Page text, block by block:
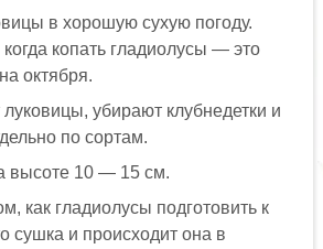
в хорошую сухую погоду.
копать гладиолусы — это
октября.
убирают клубнедетки и
по сортам.
высоте 10 — 15 см.
как гладиолусы подготовить к
сушка и происходит она в